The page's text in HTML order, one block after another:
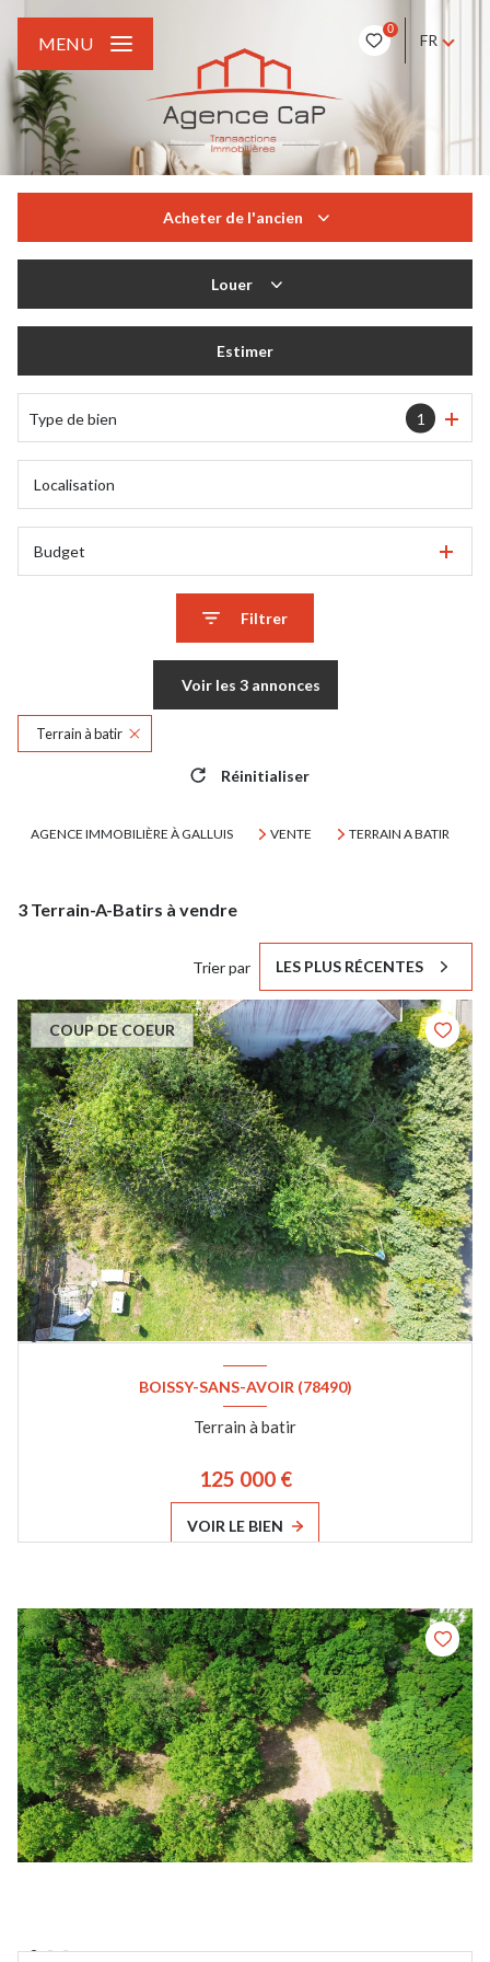
0
FR
MENU
Acheter de l'ancien
Louer
Estimer
Type de bien 1
Budget
Filtrer
Voir les 3annonces
Terrain à batir
Réinitialiser
AGENCE IMMOBILIÈRE À GALLUIS VENTE TERRAIN A BATIR
3 Terrain-A-Batirs à vendre
Trier par LES PLUS RÉCENTES
COUP DE COEUR
BOISSY-SANS-AVOIR (78490)
Terrain à batir
125 000 €
VOIR LE BIEN